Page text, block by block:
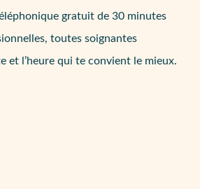
gratuit de 30 minutes
toutes soignantes
et l’heure qui te convient le mieux.